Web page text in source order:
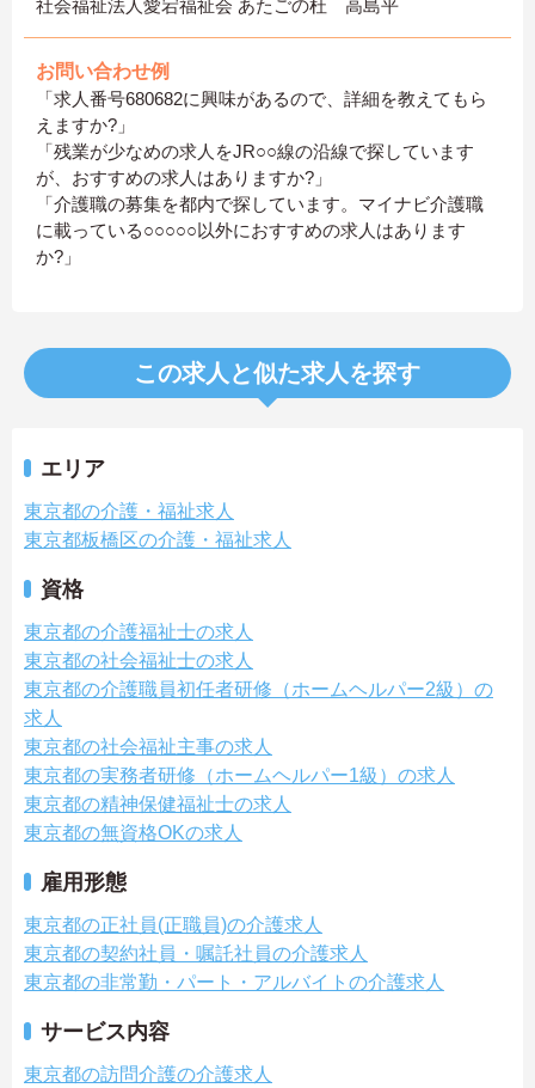
社会福祉法人愛宕福祉会 あたごの杜 高島平
お問い合わせ例
「求人番号680682に興味があるので、詳細を教えてもら
えますか?」
「残業が少なめの求人をJR○○線の沿線で探しています
が、おすすめの求人はありますか?」
「介護職の募集を都内で探しています。マイナビ介護職
に載っている○○○○○以外におすすめの求人はあります
か?」
この求人と似た求人を探す
エリア
東京都の介護・福祉求人
東京都板橋区の介護・福祉求人
資格
東京都の介護福祉士の求人
東京都の社会福祉士の求人
東京都の介護職員初任者研修（ホームヘルパー2級）の
求人
東京都の社会福祉主事の求人
東京都の実務者研修（ホームヘルパー1級）の求人
東京都の精神保健福祉士の求人
東京都の無資格OKの求人
雇用形態
東京都の正社員(正職員)の介護求人
東京都の契約社員・嘱託社員の介護求人
東京都の非常勤・パート・アルバイトの介護求人
サービス内容
東京都の訪問介護の介護求人